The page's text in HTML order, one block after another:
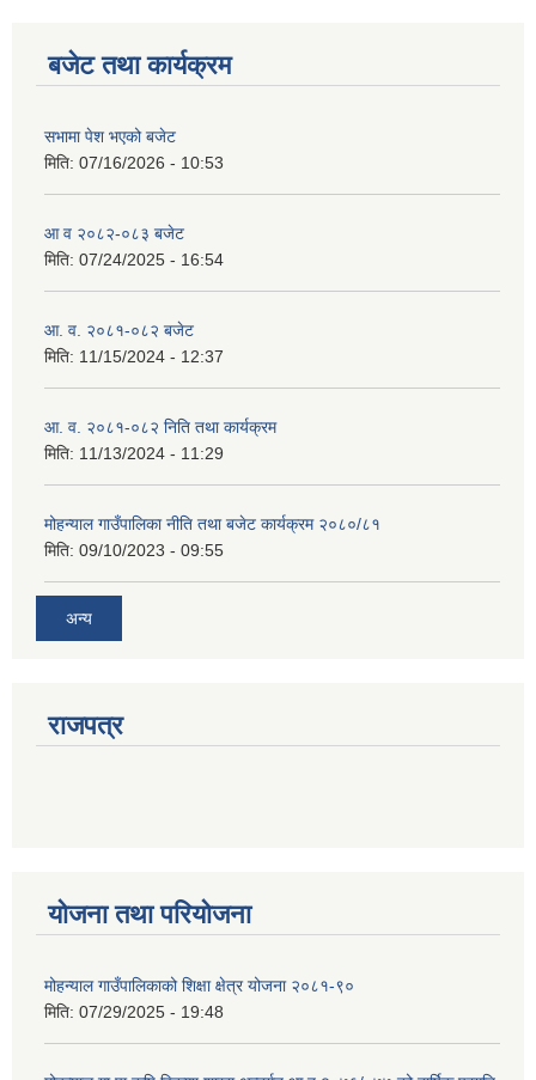
बजेट तथा कार्यक्रम
सभामा पेश भएको बजेट
मिति: 07/16/2026 - 10:53
आ व २०८२-०८३ बजेट
मिति: 07/24/2025 - 16:54
आ. व. २०८१-०८२ बजेट
मिति: 11/15/2024 - 12:37
आ. व. २०८१-०८२ निति तथा कार्यक्रम
मिति: 11/13/2024 - 11:29
मोहन्याल गाउँपालिका नीति तथा बजेट कार्यक्रम २०८०/८१
मिति: 09/10/2023 - 09:55
अन्य
राजपत्र
योजना तथा परियोजना
मोहन्याल गाउँपालिकाको शिक्षा क्षेत्र योजना २०८१-९०
मिति: 07/29/2025 - 19:48